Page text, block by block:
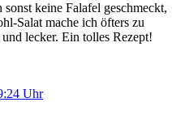
keine Falafel geschmeckt,
Salat mache ich öfters zu
lecker. Ein tolles Rezept!
Uhr